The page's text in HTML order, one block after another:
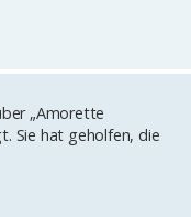
„Amorette
Sie hat geholfen, die